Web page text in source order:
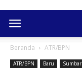
Beranda ATR/BPN
ATR/BPN Baru Sumbar